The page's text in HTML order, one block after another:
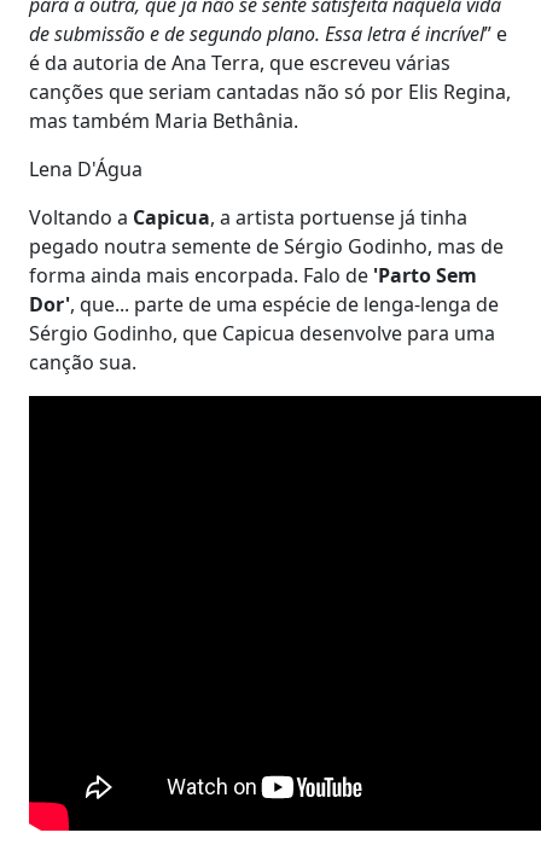
de submissão e de segundo plano. Essa letra é incrível” e
é da autoria de Ana Terra, que escreveu várias
canções que seriam cantadas não só por Elis Regina,
mas também Maria Bethânia.
Lena D'Água
Voltando a Capicua, a artista portuense já tinha
pegado noutra semente de Sérgio Godinho, mas de
forma ainda mais encorpada. Falo de 'Parto Sem
Dor', que... parte de uma espécie de lenga-lenga de
Sérgio Godinho, que Capicua desenvolve para uma
canção sua.